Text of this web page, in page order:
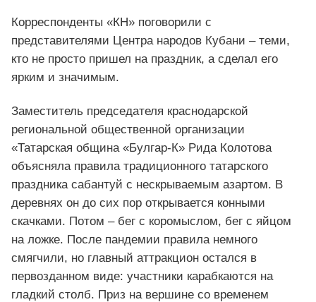
Корреспонденты «КН» поговорили с
представителями Центра народов Кубани – теми,
кто не просто пришел на праздник, а сделал его
ярким и значимым.
Заместитель председателя краснодарской
региональной общественной организации
«Татарская община «Булгар-К» Рида Колотова
объясняла правила традиционного татарского
праздника сабантуй с нескрываемым азартом. В
деревнях он до сих пор открывается конными
скачками. Потом – бег с коромыслом, бег с яйцом
на ложке. После пандемии правила немного
смягчили, но главный аттракцион остался в
первозданном виде: участники карабкаются на
гладкий столб. Приз на вершине со временем